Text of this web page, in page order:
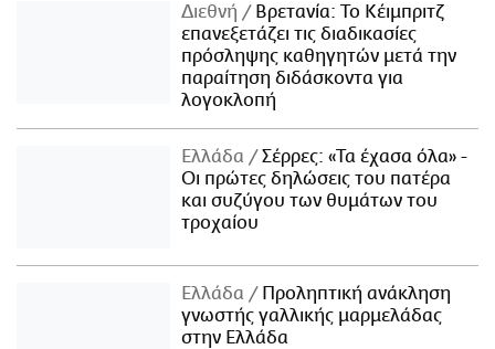
Διεθνή
Βρετανία: Το Κέιμπριτζ
επανεξετάζει τις διαδικασίες
πρόσληψης καθηγητών μετά την
παραίτηση διδάσκοντα για
λογοκλοπή
Ελλάδα
Σέρρες: «Τα έχασα όλα» -
Οι πρώτες δηλώσεις του πατέρα
και συζύγου των θυμάτων του
τροχαίου
Ελλάδα
Προληπτική ανάκληση
γνωστής γαλλικής μαρμελάδας
στην Ελλάδα